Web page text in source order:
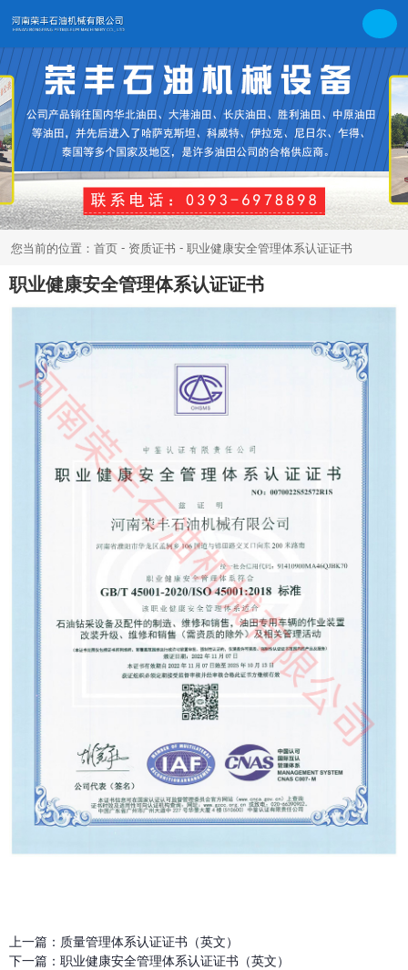
您当前的位置：首页 - 资质证书 - 职业健康安全管理体系认证证书
职业健康安全管理体系认证证书
上一篇： 质量管理体系认证证书（英文）
下一篇： 职业健康安全管理体系认证证书（英文）